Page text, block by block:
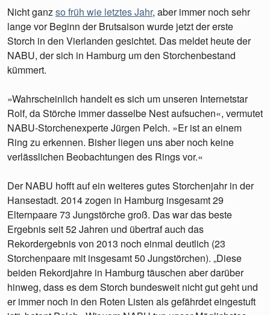
Nicht ganzso früh wie letztes Jahr, aber immer noch sehr
lange vor Beginn der Brutsaison wurde jetzt der erste
Storch in den Vierlanden gesichtet. Das meldet heute der
NABU, der sich in Hamburg um den Storchenbestand
kümmert.
»Wahrscheinlich handelt es sich um unseren Internetstar
Rolf, da Störche immer dasselbe Nest aufsuchen«, vermutet
NABU-Storchenexperte Jürgen Pelch. »Er ist an einem
Ring zu erkennen. Bisher liegen uns aber noch keine
verlässlichen Beobachtungen des Rings vor.«
Der NABU hofft auf ein weiteres gutes Storchenjahr in der
Hansestadt. 2014 zogen in Hamburg insgesamt 29
Elternpaare 73 Jungstörche groß. Das war das beste
Ergebnis seit 52 Jahren und übertraf auch das
Rekordergebnis von 2013 noch einmal deutlich (23
Storchenpaare mit insgesamt 50 Jungstörchen). „Diese
beiden Rekordjahre in Hamburg täuschen aber darüber
hinweg, dass es dem Storch bundesweit nicht gut geht und
er immer noch in den Roten Listen als gefährdet eingestuft